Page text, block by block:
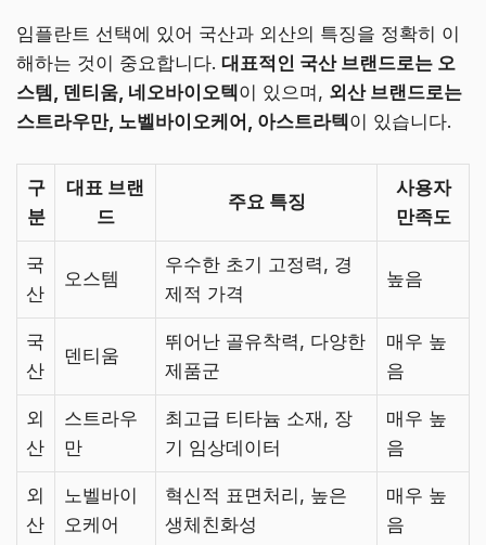
임플란트 선택에 있어 국산과 외산의 특징을 정확히 이
해하는 것이 중요합니다. 대표적인 국산 브랜드로는 오
스템, 덴티움, 네오바이오텍이 있으며, 외산 브랜드로는
스트라우만, 노벨바이오케어, 아스트라텍이 있습니다.
구
분
대표 브랜
드
주요 특징
사용자
만족도
국
산
오스템
우수한 초기 고정력, 경
제적 가격
높음
국
산
덴티움
뛰어난 골유착력, 다양한
제품군
매우 높
음
외
산
스트라우
만
최고급 티타늄 소재, 장
기 임상데이터
매우 높
음
외
산
노벨바이
오케어
혁신적 표면처리, 높은
생체친화성
매우 높
음